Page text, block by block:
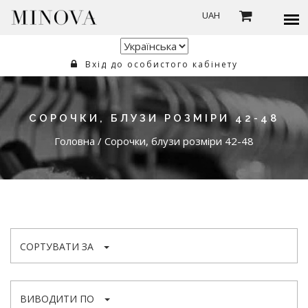
UAH
Вхід до особистого кабінету
СОРОЧКИ, БЛУЗИ РОЗМІРИ 42-48
Головна / Сорочки, блузи розміри 42-48
СОРТУВАТИ ЗА
ВИВОДИТИ ПО